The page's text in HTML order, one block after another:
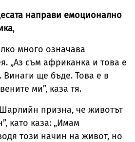
направи емоционално
,
много означава
„Аз съм африканка и това е
Винаги ще бъде. Това е в
ми”, каза тя.
призна, че животът
като каза: „Имам
този начин на живот, но